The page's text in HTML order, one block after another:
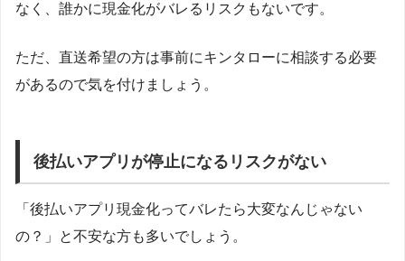
なく、誰かに現金化がバレるリスクもないです。
ただ、直送希望の方は事前にキンタローに相談する必要
があるので気を付けましょう。
後払いアプリが停止になるリスクがない
「後払いアプリ現金化ってバレたら大変なんじゃない
の？」と不安な方も多いでしょう。